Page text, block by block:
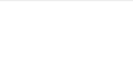
mehr teilen als reine Text
Links oder textbasierte Status-